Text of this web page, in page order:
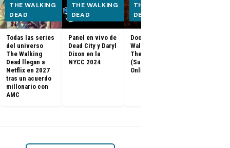
THE WALKING
DEAD
Todas las series
del universo
The Walking
Dead llegan a
Netflix en 2027
tras un acuerdo
millonario con
AMC
THE WALKING
DEAD
Panel en vivo de
Dead City y Daryl
Dixon en la
NYCC 2024
THE WALKING
DEAD
Documental The
Walking Dead:
The Return
(Subtitulado
Online)